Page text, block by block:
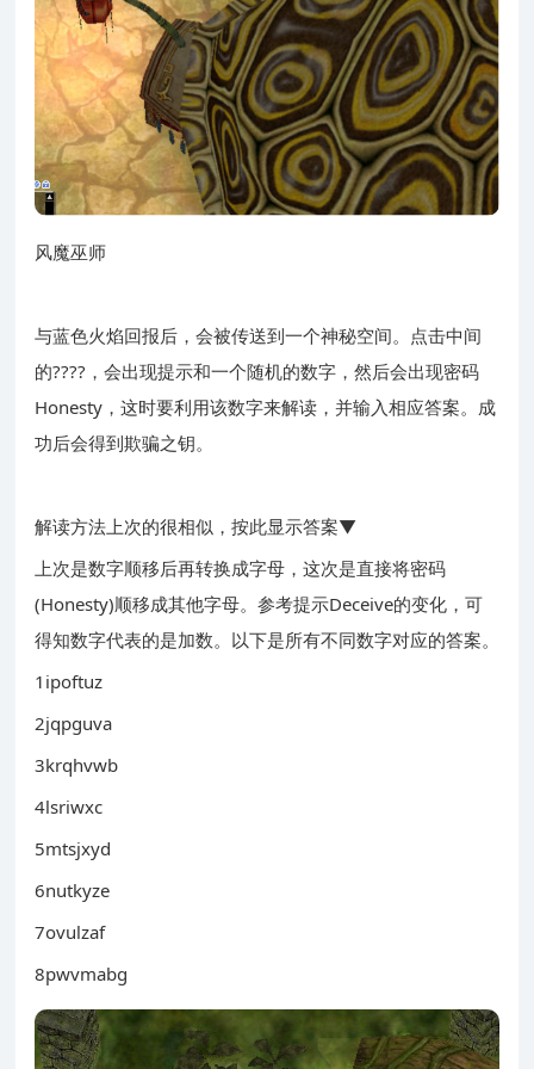
风魔巫师
与蓝色火焰回报后，会被传送到一个神秘空间。点击中间
的????，会出现提示和一个随机的数字，然后会出现密码
Honesty，这时要利用该数字来解读，并输入相应答案。成
功后会得到欺骗之钥。
解读方法上次的很相似，按此显示答案▼
上次是数字顺移后再转换成字母，这次是直接将密码
(Honesty)顺移成其他字母。参考提示Deceive的变化，可
得知数字代表的是加数。以下是所有不同数字对应的答案。
1ipoftuz
2jqpguva
3krqhvwb
4lsriwxc
5mtsjxyd
6nutkyze
7ovulzaf
8pwvmabg